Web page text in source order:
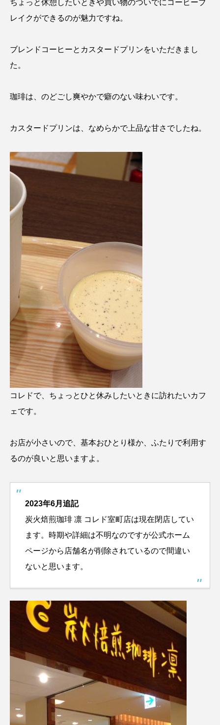
ちょっと休憩したいときや買い物のついでにコーヒーブ
レイクができるのが魅力ですね。
ブレンドコーヒーとカスタードプリンをいただきまし
た。
珈琲は、のどごし爽やかで癖のない味わいです。
カスタードプリンは、なめらかで上品な甘さでしたね。
コレドで、ちょっとひと休みしたいときに訪れたいカフ
ェです。
お店が小さいので、基本おひとり様か、ふたりで利用す
るのが良いと思いますよ。
2023年6月追記
炭火焙煎珈琲 凛 コレド室町店は現在閉店してい
ます。時期や詳細は不明なのですが公式ホーム
ページから店舗名が削除されているので間違い
ないと思います。